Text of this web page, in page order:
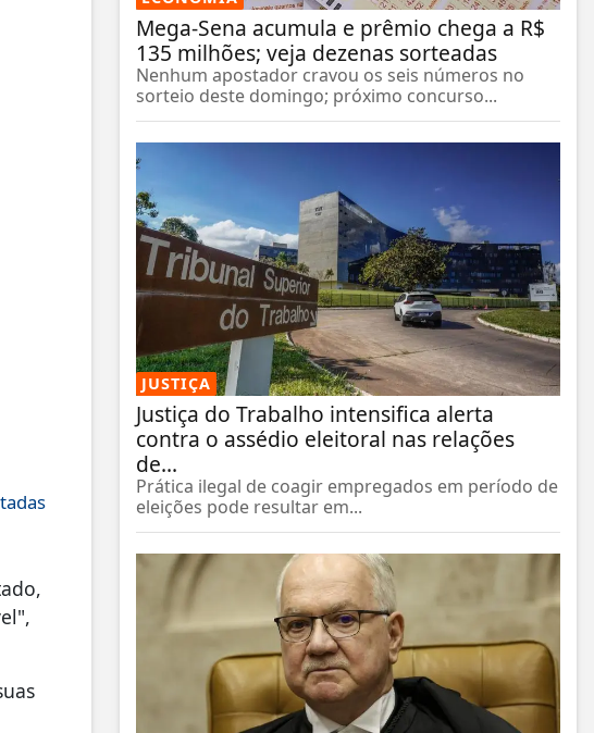
Mega-Sena acumula e prêmio chega a R$
135 milhões; veja dezenas sorteadas
Nenhum apostador cravou os seis números no
sorteio deste domingo; próximo concurso...
JUSTIÇA
Justiça do Trabalho intensifica alerta
contra o assédio eleitoral nas relações
de...
Prática ilegal de coagir empregados em período de
eleições pode resultar em...